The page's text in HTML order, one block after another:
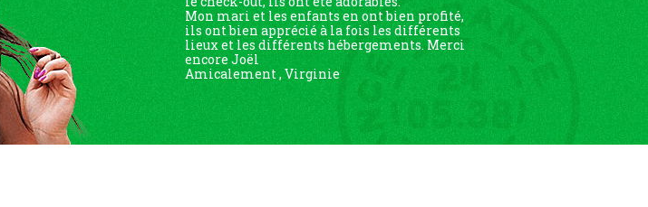
Mon mari et les enfants en ont bien profité,
ils ont bien apprécié à la fois les différents
lieux et les différents hébergements. Merci
encore Joël
Amicalement , Virginie